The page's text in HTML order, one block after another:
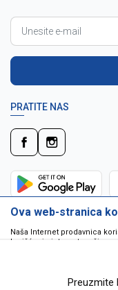
PRATITE NAS
Ova web-stranica
Naša Internet prodavnica
korišćenje interneta vašim
da pokrenu program ili da
jedinstveno dodeljeni
u domenu koji vam ih je
Preuzmite